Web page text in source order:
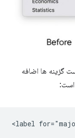
گزینه ها اضافه
<label